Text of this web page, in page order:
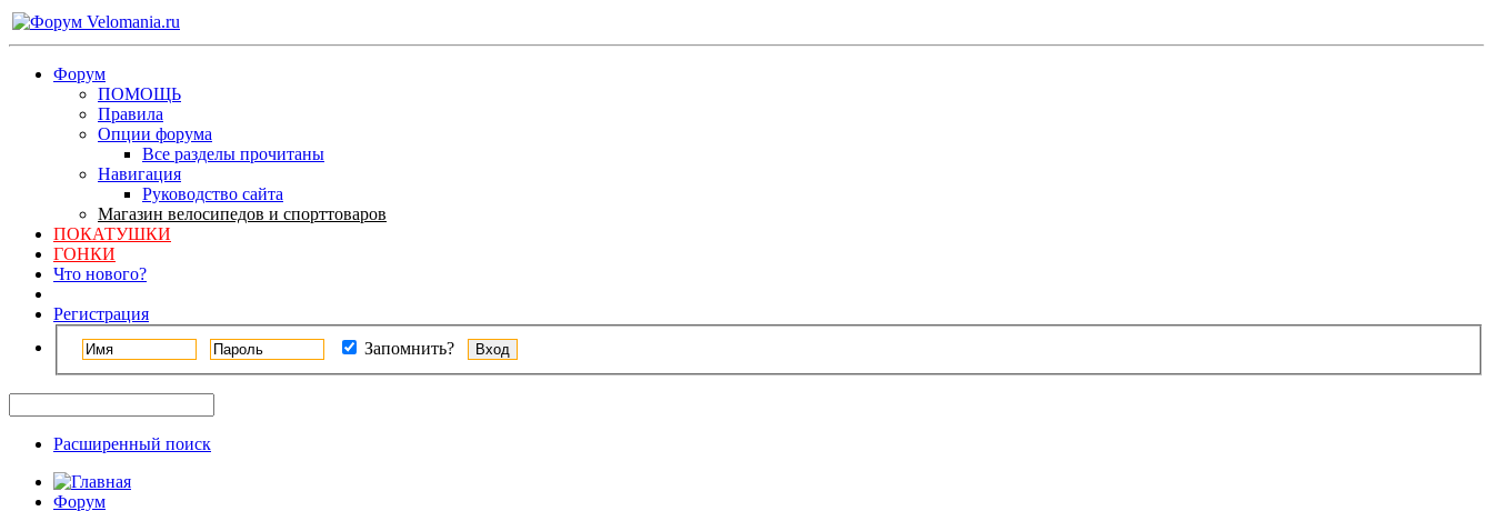
Форум
ПОМОЩЬ
Правила
Опции форума
Все разделы прочитаны
Навигация
Руководство сайта
Магазин велосипедов и спорттоваров
ПОКАТУШКИ
ГОНКИ
Что нового?
Регистрация
Запомнить?
Расширенный поиск
Форум